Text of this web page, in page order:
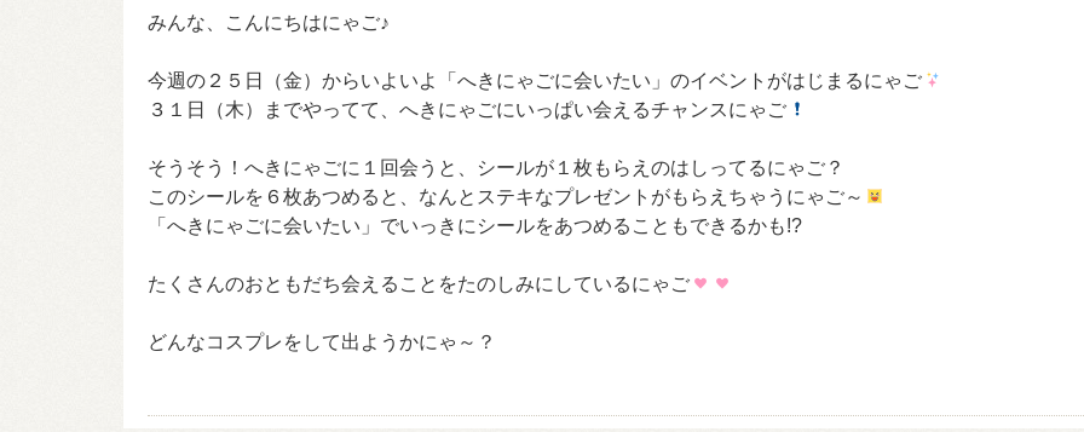
みんな、こんにちはにゃご♪
今週の２５日（金）からいよいよ「へきにゃごに会いたい」のイベントがはじまるにゃご
３１日（木）までやってて、へきにゃごにいっぱい会えるチャンスにゃご
そうそう！へきにゃごに１回会うと、シールが１枚もらえのはしってるにゃご？
このシールを６枚あつめると、なんとステキなプレゼントがもらえちゃうにゃご～
「へきにゃごに会いたい」でいっきにシールをあつめることもできるかも!?
たくさんのおともだち会えることをたのしみにしているにゃご
どんなコスプレをして出ようかにゃ～？